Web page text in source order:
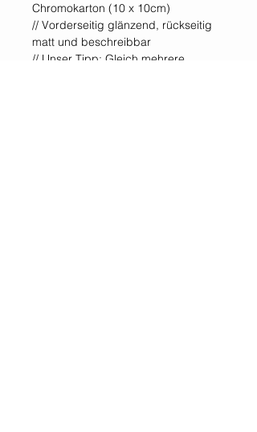
Chromokarton (10 x 10cm)
// Vorderseitig glänzend, rückseitig
matt und beschreibbar
// Unser Tipp: Gleich mehrere